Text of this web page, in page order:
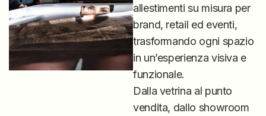
allestimenti su misura per
brand, retail ed eventi,
trasformando ogni spazio
in un’esperienza visiva e
funzionale.
Dalla vetrina al punto
vendita, dallo showroom